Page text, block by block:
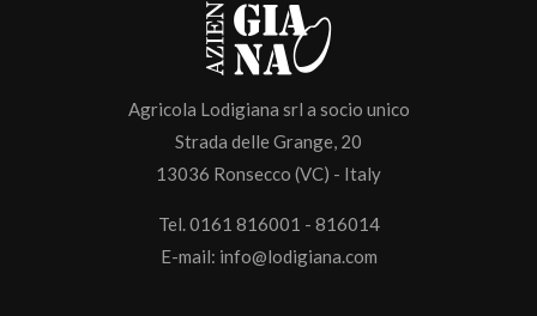
Agricola Lodigiana srl a socio unico
Strada delle Grange, 20
13036 Ronsecco (VC) - Italy
Tel. 0161 816001 - 816014
E-mail: info@lodigiana.com